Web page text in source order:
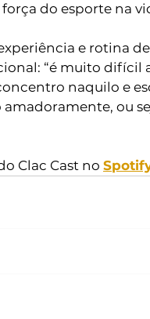
do esporte na
e rotina
“é muito difícil
naquilo e
amadoramente, ou
Clac Cast no